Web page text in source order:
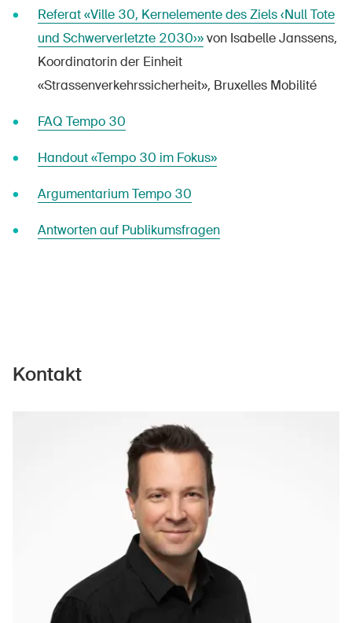
Referat «Ville 30, Kernelemente des Ziels ‹Null Tote
und Schwerverletzte 2030›»von Isabelle Janssens,
Koordinatorin der Einheit
«Strassenverkehrssicherheit», Bruxelles Mobilité
FAQ Tempo 30
Handout «Tempo 30 im Fokus»
Argumentarium Tempo 30
Antworten auf Publikumsfragen
Kontakt